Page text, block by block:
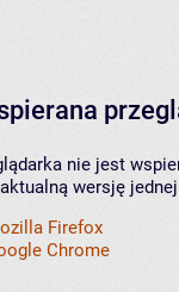
nie jest
wersję
Firefox
Chrome